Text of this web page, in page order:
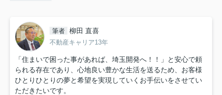
筆者 柳田 直喜
不動産キャリア13年
「住まいで困った事があれば、埼玉開発へ！！」と安心で頼
られる存在であり、心地良い豊かな生活を送るため、お客様
ひとりひとりの夢と希望を実現していくお手伝いをさせてい
ただきたいです。